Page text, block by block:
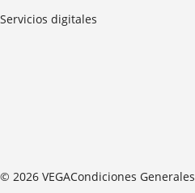
Servicios digitales
© 2026 VEGACondiciones Generales